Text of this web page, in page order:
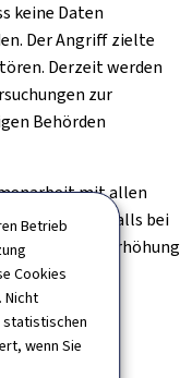
Betrieb
Cookies
Nicht
statistischen
wenn Sie
keine Daten
Der Angriff zielte
Derzeit werden
zur
Behörden
mit allen
des Vorfalls bei
zur Erhöhung
zu
l'Économie,
de la